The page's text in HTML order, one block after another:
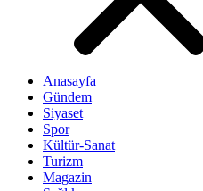
Anasayfa
Gündem
Siyaset
Spor
Kültür-Sanat
Turizm
Magazin